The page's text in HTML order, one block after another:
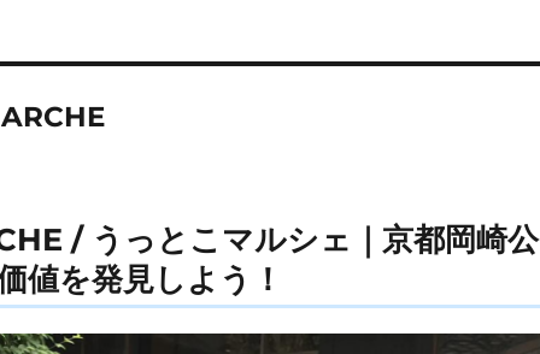
/ うっとこマルシェ｜京都岡崎
値を発見しよう！